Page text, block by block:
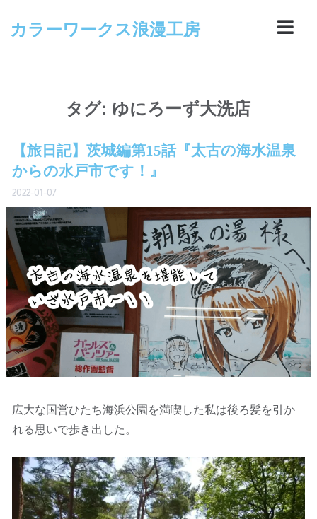
カラーワークス浪漫工房
タグ: ゆにろーず大洗店
【旅日記】茨城編第15話『太古の海水温泉
からの水戸市です！』
2022-01-07
広大な国営ひたち海浜公園を満喫した私は後ろ髪を引か
れる思いで歩き出した。